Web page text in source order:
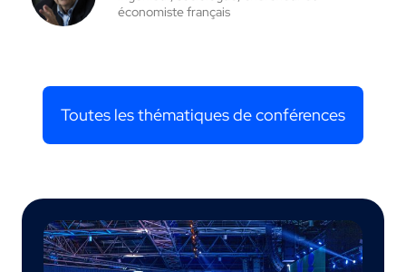
économiste français
Toutes les thématiques de conférences